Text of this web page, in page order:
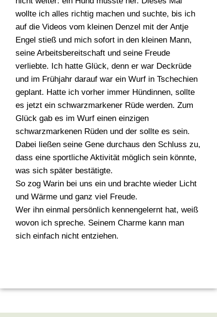
wollte ich alles richtig machen und suchte, bis ich
auf die Videos vom kleinen Denzel mit der Antje
Engel stieß und mich sofort in den kleinen Mann,
seine Arbeitsbereitschaft und seine Freude
verliebte. Ich hatte Glück, denn er war Deckrüde
und im Frühjahr darauf war ein Wurf in Tschechien
geplant. Hatte ich vorher immer Hündinnen, sollte
es jetzt ein schwarzmarkener Rüde werden. Zum
Glück gab es im Wurf einen einzigen
schwarzmarkenen Rüden und der sollte es sein.
Dabei ließen seine Gene durchaus den Schluss zu,
dass eine sportliche Aktivität möglich sein könnte,
was sich später bestätigte.
So zog Warin bei uns ein und brachte wieder Licht
und Wärme und ganz viel Freude.
Wer ihn einmal persönlich kennengelernt hat, weiß
wovon ich spreche. Seinem Charme kann man
sich einfach nicht entziehen.